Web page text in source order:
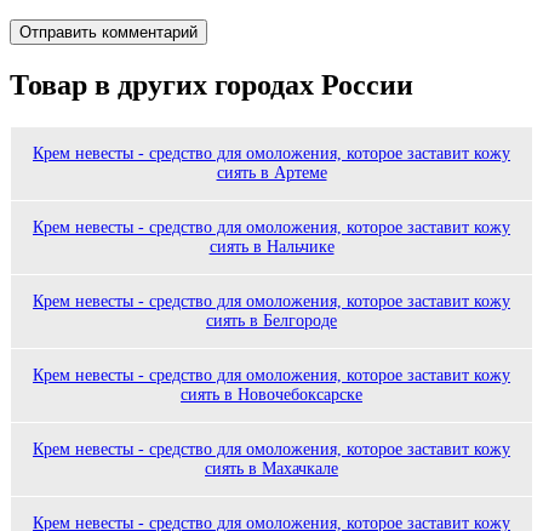
Товар в других городах России
Крем невесты - средство для омоложения, которое заставит кожу
сиять в Артеме
Крем невесты - средство для омоложения, которое заставит кожу
сиять в Нальчике
Крем невесты - средство для омоложения, которое заставит кожу
сиять в Белгороде
Крем невесты - средство для омоложения, которое заставит кожу
сиять в Новочебоксарске
Крем невесты - средство для омоложения, которое заставит кожу
сиять в Махачкале
Крем невесты - средство для омоложения, которое заставит кожу